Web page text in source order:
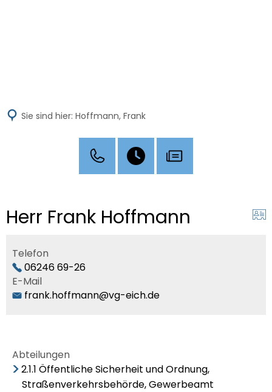
Sie sind hier: Hoffmann, Frank
Herr Frank Hoffmann
Telefon
06246 69-26
E-Mail
frank.hoffmann@vg-eich.de
Abteilungen
2.1.1 Öffentliche Sicherheit und Ordnung,
Straßenverkehrsbehörde, Gewerbeamt